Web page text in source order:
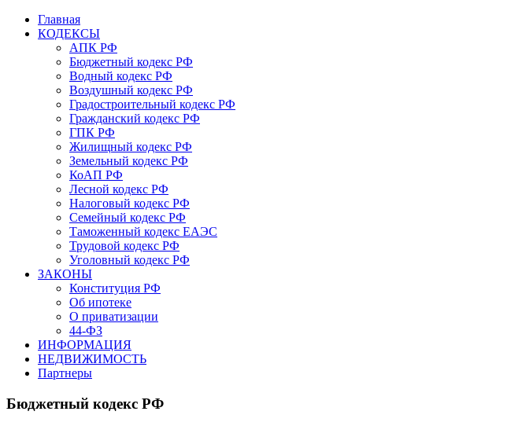
Главная
КОДЕКСЫ
АПК РФ
Бюджетный кодекс РФ
Водный кодекс РФ
Воздушный кодекс РФ
Градостроительный кодекс РФ
Гражданский кодекс РФ
ГПК РФ
Жилищный кодекс РФ
Земельный кодекс РФ
КоАП РФ
Лесной кодекс РФ
Налоговый кодекс РФ
Семейный кодекс РФ
Таможенный кодекс ЕАЭС
Трудовой кодекс РФ
Уголовный кодекс РФ
ЗАКОНЫ
Конституция РФ
Об ипотеке
О приватизации
44-ФЗ
ИНФОРМАЦИЯ
НЕДВИЖИМОСТЬ
Партнеры
Бюджетный кодекс РФ